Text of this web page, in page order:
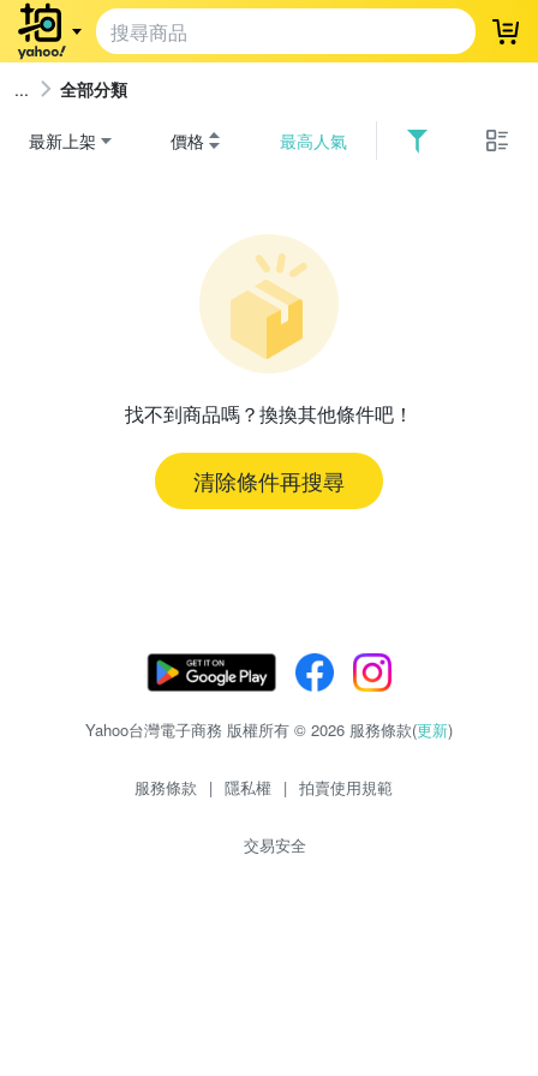
登
全部分類
最新上架 價格 最高人氣
找不到商品嗎？換換其他條件吧！
清除條件再搜尋
Yahoo台灣電子商務 版權所有 © 2026 服務條款(更新)
服務條款 | 隱私權 | 拍賣使用規範
交易安全